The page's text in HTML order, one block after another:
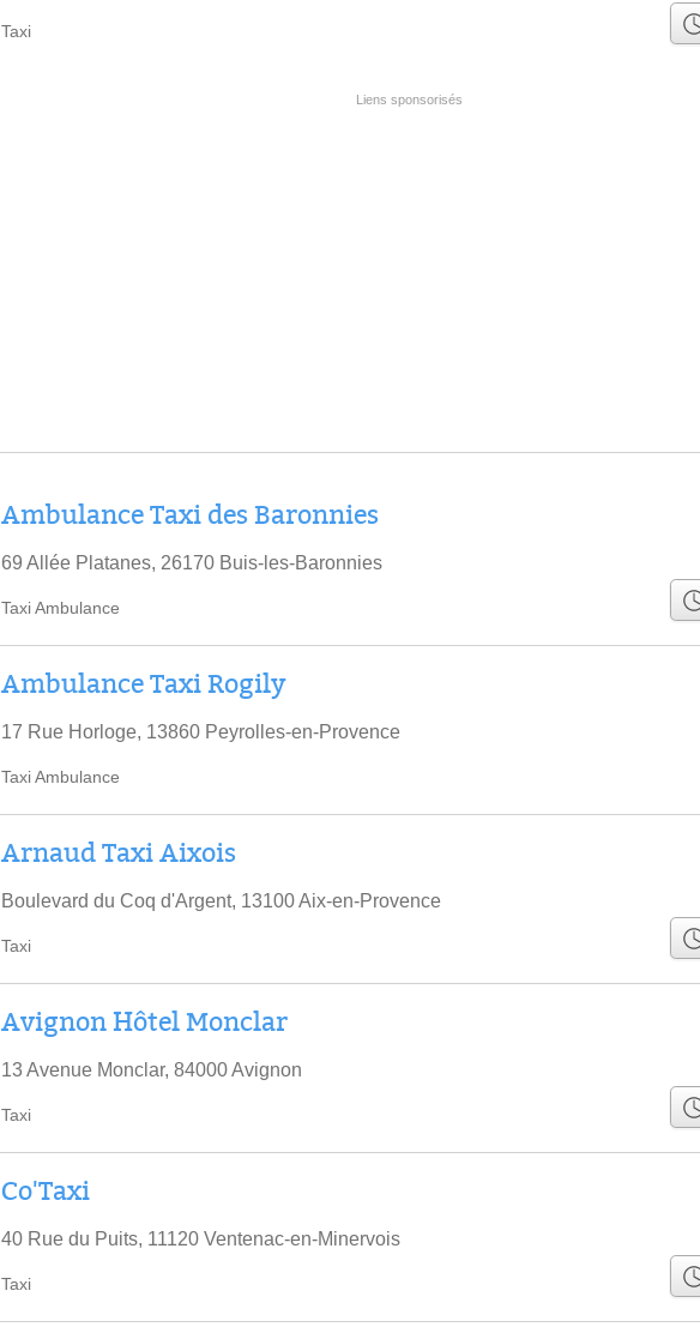
Taxi
Ambulance Taxi des Baronnies
69 Allée Platanes, 26170 Buis-les-Baronnies
Taxi Ambulance
Ambulance Taxi Rogily
17 Rue Horloge, 13860 Peyrolles-en-Provence
Taxi Ambulance
Arnaud Taxi Aixois
Boulevard du Coq d'Argent, 13100 Aix-en-Provence
Taxi
Avignon Hôtel Monclar
13 Avenue Monclar, 84000 Avignon
Taxi
Co'Taxi
40 Rue du Puits, 11120 Ventenac-en-Minervois
Taxi